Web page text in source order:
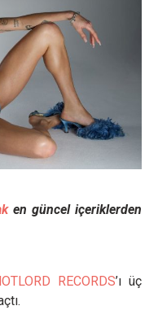
en güncel içeriklerden
RECORDS’ı üç